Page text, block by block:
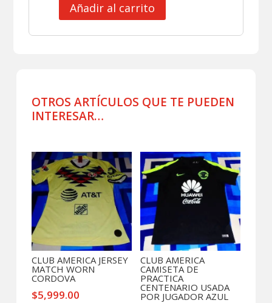
POR
JUGADOR
Añadir al carrito
OTROS ARTÍCULOS QUE TE PUEDEN
INTERESAR…
CLUB AMERICA JERSEY
MATCH WORN
CORDOVA
$5,999.00
CLUB AMERICA
CAMISETA DE
PRACTICA
CENTENARIO USADA
POR JUGADOR AZUL